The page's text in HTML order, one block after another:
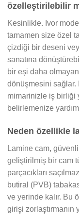
özelleştirilebilir
Kesinlikle. Ivor
tamamen size özel
çizdiği bir deseni
sanatına
bir eşi daha
dönüşmesini sağlar.
mimarinizle iş birliği
belirlemenize
Neden özellikle
Lamine cam,
geliştirilmiş bir cam
parçacıkları
butiral (PVB)
ve yerinde kalır. Bu
girişi zorlaştırmanın